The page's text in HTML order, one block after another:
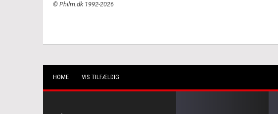
© Philm.dk 1992-2026
HOME VIS TILFÆLDIG